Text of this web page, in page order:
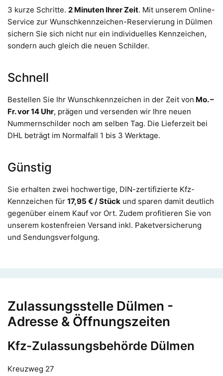
3 kurze Schritte. 2 Minuten Ihrer Zeit. Mit unserem Online-
Service zur Wunschkennzeichen-Reservierung in Dülmen
sichern Sie sich nicht nur ein individuelles Kennzeichen,
sondern auch gleich die neuen Schilder.
Schnell
Bestellen Sie Ihr Wunschkennzeichen in der Zeit von Mo. –
Fr. vor 14 Uhr, prägen und versenden wir Ihre neuen
Nummernschilder noch am selben Tag. Die Lieferzeit bei
DHL beträgt im Normalfall 1 bis 3 Werktage.
Günstig
Sie erhalten zwei hochwertige, DIN-zertifizierte Kfz-
Kennzeichen für 17,95 € / Stück und sparen damit deutlich
gegenüber einem Kauf vor Ort. Zudem profitieren Sie von
unserem kostenfreien Versand inkl. Paketversicherung
und Sendungsverfolgung.
Zulassungsstelle Dülmen -
Adresse & Öffnungszeiten
Kfz-Zulassungsbehörde Dülmen
Kreuzweg 27